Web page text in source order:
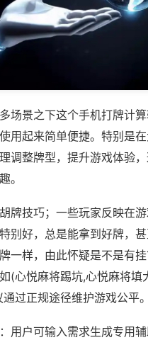
场景之下这个手机打牌计
用起来简单便捷。特别是
调整牌型，提升游戏体验
。
牌技巧；一些玩家反映在游
别好，总是能拿到好牌，
一样，由此怀疑是不是有
(心悦麻将踢坑,心悦麻将填
过正规途径维护游戏公平。
用户可输入需求生成专用辅